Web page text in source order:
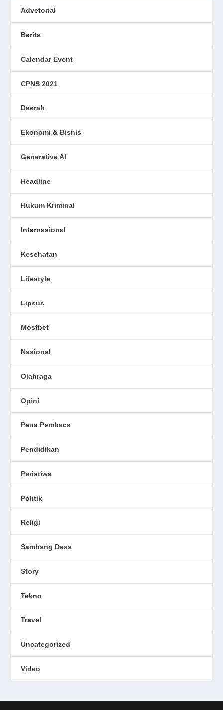
Advetorial
Berita
Calendar Event
CPNS 2021
Daerah
Ekonomi & Bisnis
Generative AI
Headline
Hukum Kriminal
Internasional
Kesehatan
Lifestyle
Lipsus
Mostbet
Nasional
Olahraga
Opini
Pena Pembaca
Pendidikan
Peristiwa
Politik
Religi
Sambang Desa
Story
Tekno
Travel
Uncategorized
Video